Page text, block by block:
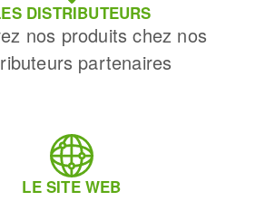
DISTRIBUTEURS
nos produits chez nos
partenaires
LE SITE WEB